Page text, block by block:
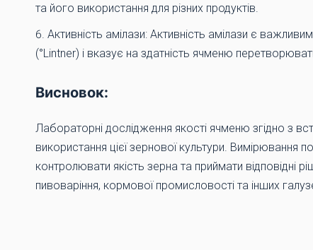
та його використання для різних продуктів.
Активність амілази: Активність амілази є
(°Lintner) і вказує на здатність ячменю
Висновок:
Лабораторні дослідження якості ячменю згідно з
використання цієї зернової культури. Вимірювання
контролювати якість зерна та приймати
пивоваріння, кормової промисловості та інших